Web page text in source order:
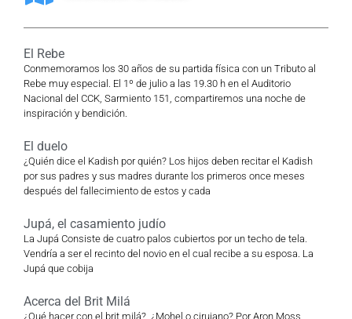
El Rebe
Conmemoramos los 30 años de su partida física con un Tributo al
Rebe muy especial. El 1º de julio a las 19.30 h en el Auditorio
Nacional del CCK, Sarmiento 151, compartiremos una noche de
inspiración y bendición.
El duelo
¿Quién dice el Kadish por quién? Los hijos deben recitar el Kadish
por sus padres y sus madres durante los primeros once meses
después del fallecimiento de estos y cada
Jupá, el casamiento judío
La Jupá Consiste de cuatro palos cubiertos por un techo de tela.
Vendría a ser el recinto del novio en el cual recibe a su esposa. La
Jupá que cobija
Acerca del Brit Milá
¿Qué hacer con el brit milá? ¿Mohel o cirujano? Por Aron Moss